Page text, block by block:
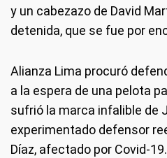
y un cabezazo de David
detenida, que se fue por
Alianza Lima procuró
a la espera de una pelota
sufrió la marca infalible de
experimentado defensor
Díaz, afectado por Covid-19.